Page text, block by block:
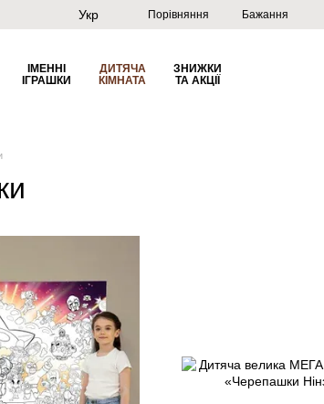
Укр Порівняння Бажання
ІМЕННІ
ІГРАШКИ
ДИТЯЧА
КІМНАТА
ЗНИЖКИ
ТА АКЦІЇ